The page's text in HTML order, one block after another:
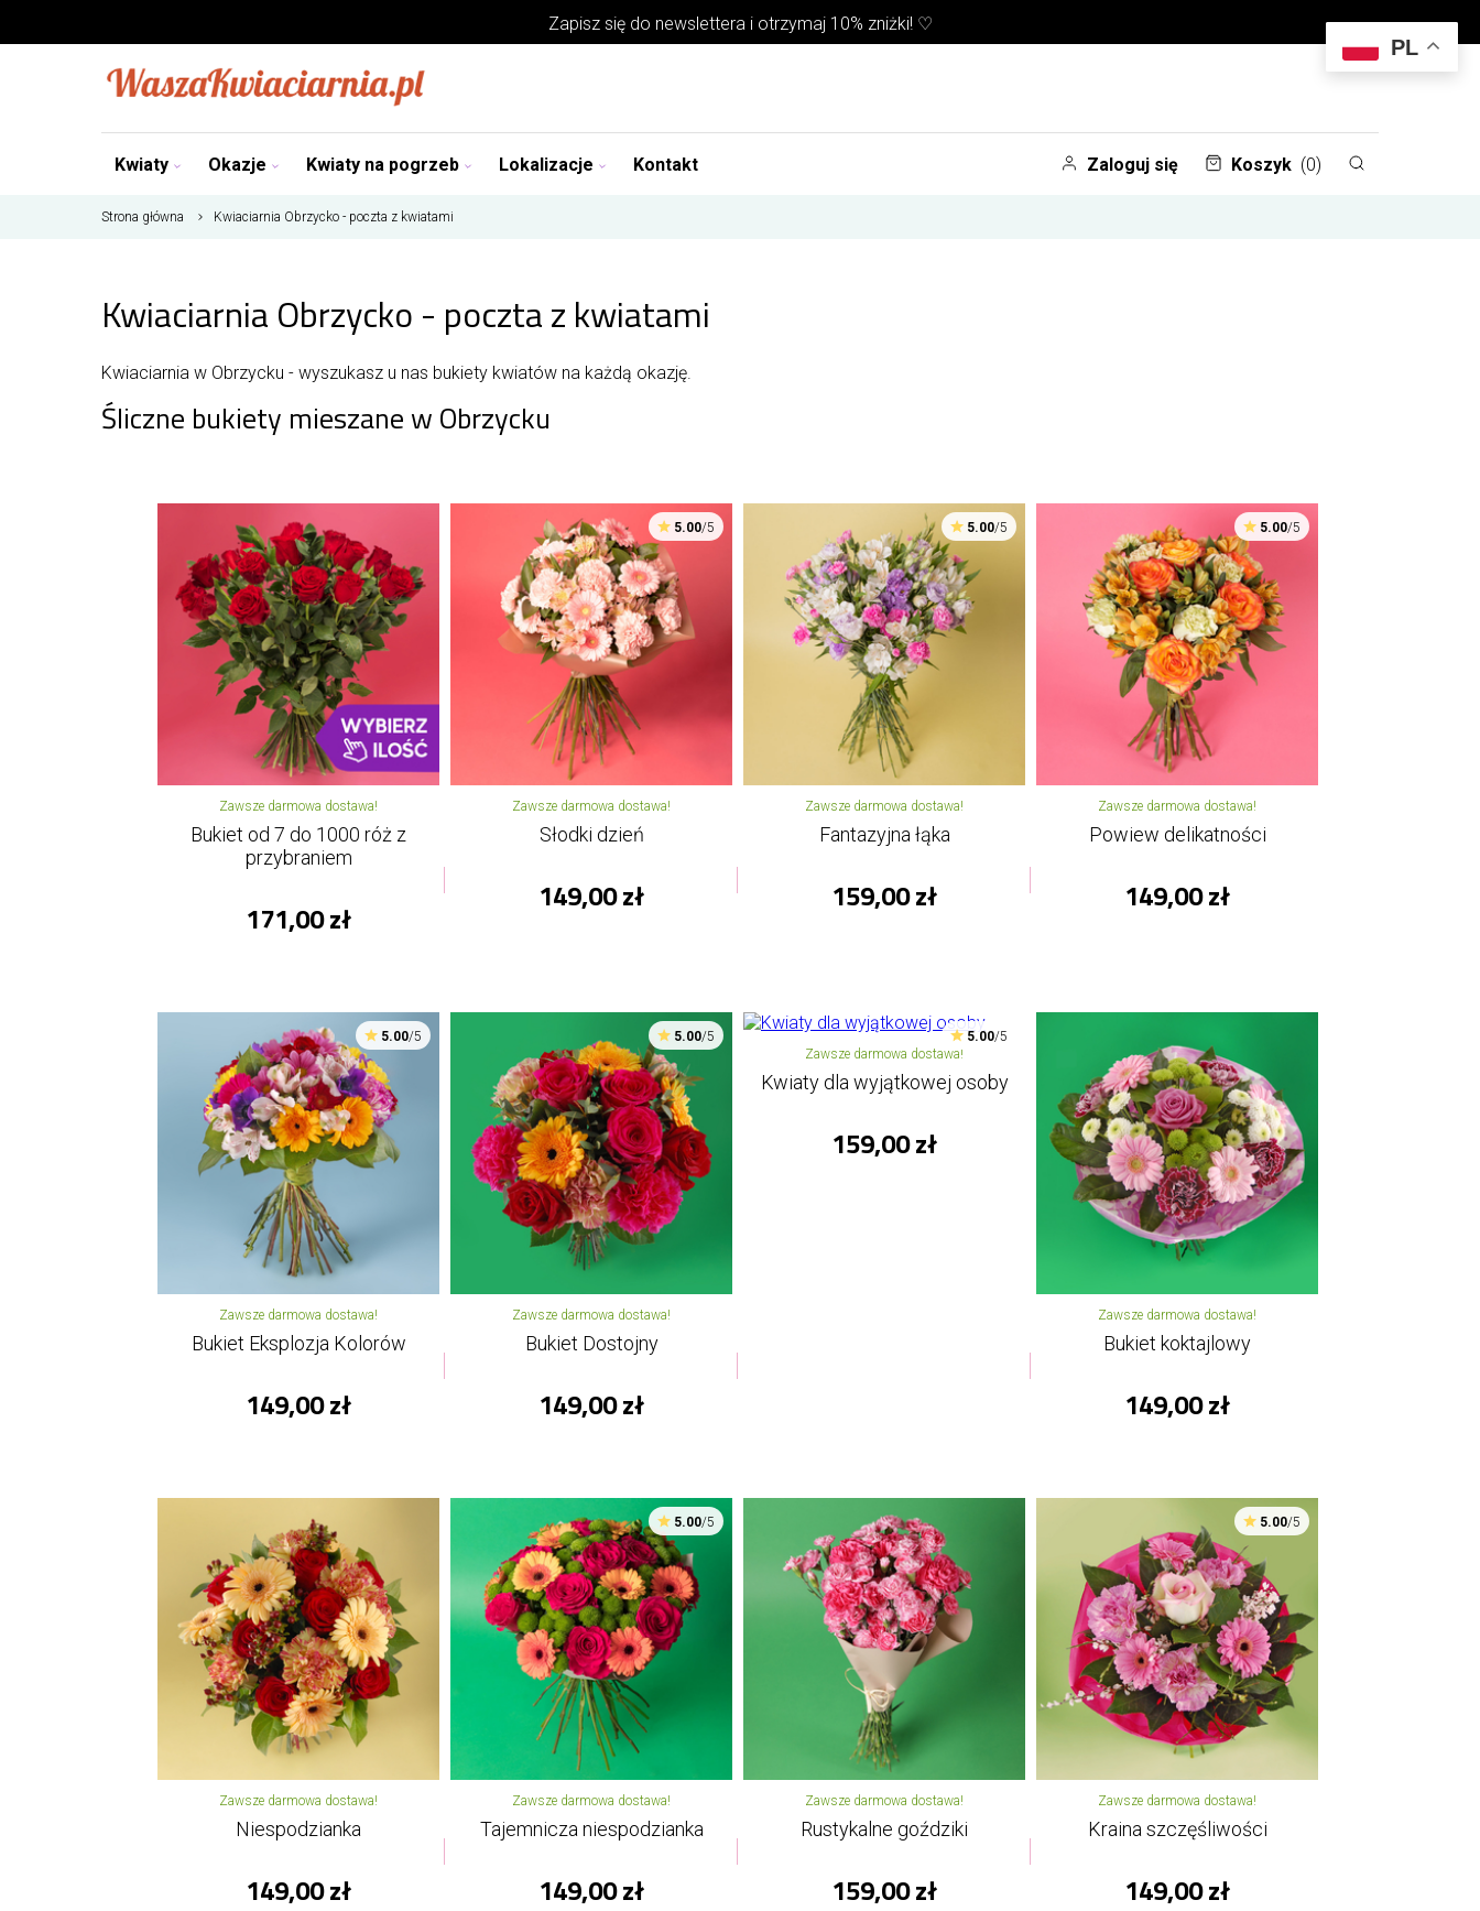
Zapisz się do newsletterai otrzymaj 10% zniżki! ♡
Kwiaty Okazje Kwiaty na pogrzeb Lokalizacje Kontakt Zaloguj się Koszyk (0)
Strona główna Kwiaciarnia Obrzycko - poczta z kwiatami
Kwiaciarnia Obrzycko - poczta z kwiatami
Kwiaciarnia w Obrzycku - wyszukasz u nas bukiety kwiatów na każdą okazję.
Śliczne bukiety mieszane w Obrzycku
Zawsze darmowa dostawa!
Bukiet od 7 do 1000 róż z
przybraniem
171,00 zł
5.00/5
Zawsze darmowa dostawa!
Słodki dzień
149,00 zł
5.00/5
Zawsze darmowa dostawa!
Fantazyjna łąka
159,00 zł
5.00/5
Zawsze darmowa dostawa!
Powiew delikatności
149,00 zł
5.00/5
Zawsze darmowa dostawa!
Bukiet Eksplozja Kolorów
149,00 zł
5.00/5
Zawsze darmowa dostawa!
Bukiet Dostojny
149,00 zł
5.00/5
Zawsze darmowa dostawa!
Kwiaty dla wyjątkowej osoby
159,00 zł
Zawsze darmowa dostawa!
Bukiet koktajlowy
149,00 zł
Zawsze darmowa dostawa!
Niespodzianka
149,00 zł
5.00/5
Zawsze darmowa dostawa!
Tajemnicza niespodzianka
149,00 zł
Zawsze darmowa dostawa!
Rustykalne goździki
159,00 zł
5.00/5
Zawsze darmowa dostawa!
Kraina szczęśliwości
149,00 zł
PL